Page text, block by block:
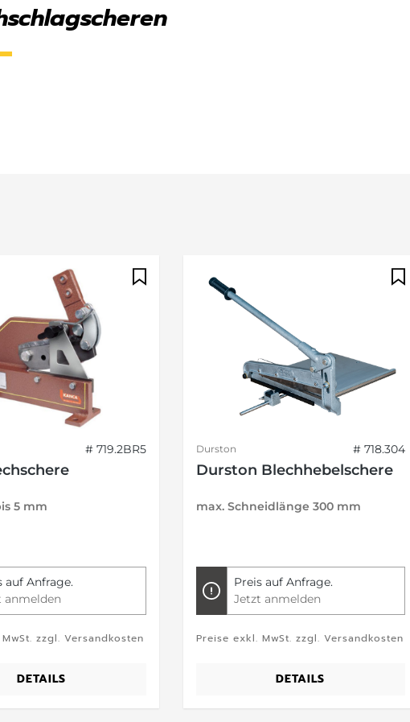
# 719.2BR5
5 mm
auf Anfrage.
anmelden
zzgl. Versandkosten
DETAILS
Durston # 718.304
Durston Blechhebelschere
max. Schneidlänge 300 mm
Preis auf Anfrage.
Jetzt anmelden
Preise exkl. MwSt. zzgl. Versandkosten
DETAILS